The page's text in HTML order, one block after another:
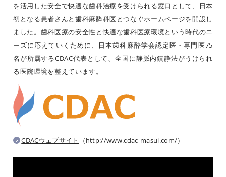
を活用した安全で快適な歯科治療を受けられる窓口として、日本
初となる患者さんと歯科麻酔科医とつなぐホームページを開設し
ました。歯科医療の安全性と快適な歯科医療環境という時代のニ
ーズに応えていくために、日本歯科麻酔学会認定医・専門医75
名が所属するCDAC代表として、全国に静脈内鎮静法がうけられ
る医院環境を整えています。
CDACウェブサイト （http://www.cdac-masui.com/）